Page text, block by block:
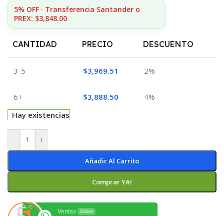
5% OFF · Transferencia Santander o
PREX: $3,848.00
CANTIDAD PRECIO DESCUENTO
3-5 $3,969.51 2%
6+ $3,888.50
4%
Hay existencias
- +
Añadir Al Carrito
Comprar YA!
Ventas Online